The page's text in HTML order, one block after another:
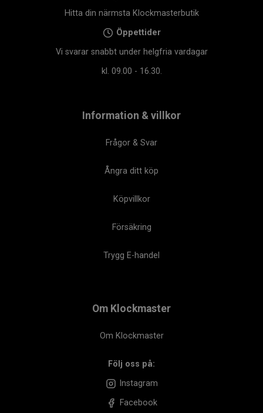
Hitta din närmsta Klockmasterbutik
Öppettider
Vi svarar snabbt under helgfria vardagar
kl. 09.00 - 16.30.
Information & villkor
Frågor & Svar
Ångra ditt köp
Köpvillkor
Försäkring
Trygg E-handel
Om Klockmaster
Om Klockmaster
Följ oss på:
Instagram
Facebook